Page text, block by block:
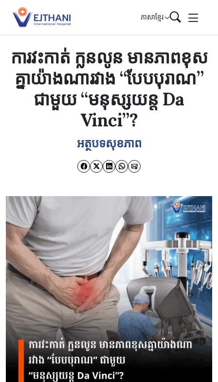
Skip to content
ភាសាខ្មែរ
ការវះកាត់ ក្លនលូន មានភាពខុស
គ្នាយ៉ាងណារវាង “បែបបុរាណ”
ជាមួយ “មនុស្សយន្ត Da
Vinci”?
អត្ថបទសុខភាព